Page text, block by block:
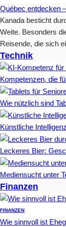
Québec entdecken
Kanada besticht
Weite. Besonders
Reisende, die sich
Technik
Kompetenzen, die
Wie nützlich sind
Künstliche
Leckeres Bier:
Mediensucht unter
Finanzen
FINANZEN
Wie sinnvoll ist